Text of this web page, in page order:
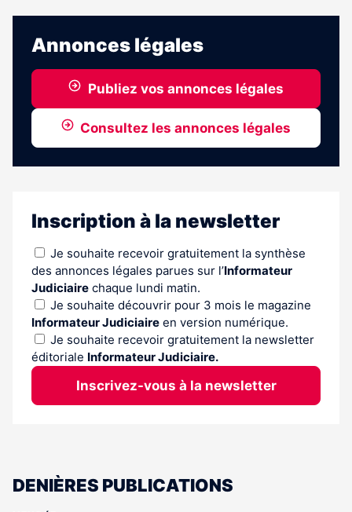
Annonces légales
Publiez vos annonces légales
Consultez les annonces légales
Inscription à la newsletter
Je souhaite recevoir gratuitement la synthèse
des annonces légales parues sur l’Informateur
Judiciaire chaque lundi matin.
Je souhaite découvrir pour 3 mois le magazine
Informateur Judiciaire en version numérique.
Je souhaite recevoir gratuitement la newsletter
éditoriale Informateur Judiciaire.
Inscrivez-vous à la newsletter
DENIÈRES PUBLICATIONS